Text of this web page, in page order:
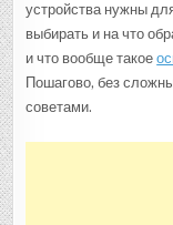
устройства нужны
выбирать и на что
и что вообще такое
Пошагово, без
советами.